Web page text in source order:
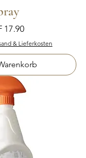
17.90
& Lieferkosten